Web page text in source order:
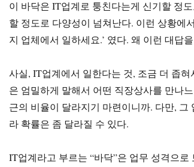
이 바닥은 IT업계로 퉁친다는게 신기할 정
할 정도로 다양성이 넘쳐난다. 이런 상황에
지 업체에서 일하세요.’ 였다. 왜 이런 대답
사실, IT업계에서 일한다는 것, 조금 더 좁
은 엄밀하게 말해서 어떤 직장상사를 만나
근의 비율이 달라지기 마련이니까. 다만,
라 확률은 좀 달라질 수 있다.
IT업계라고 부르는 “바닥”은 업무 성격으